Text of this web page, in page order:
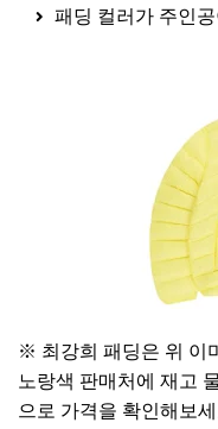
패딩 컬러가 주인
※ 최강희 패딩은 위 이
노랑색 판매처에 재고
으로 가격을 확인해보